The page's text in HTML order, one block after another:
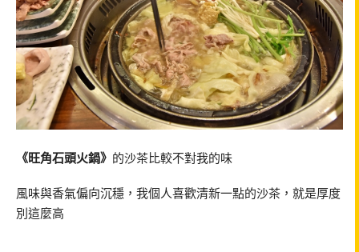
《旺角石頭火鍋》 的沙茶比較不對我的味
風味與香氣偏向沉穩，我個人喜歡清新一點的沙茶，就是厚度
別這麼高